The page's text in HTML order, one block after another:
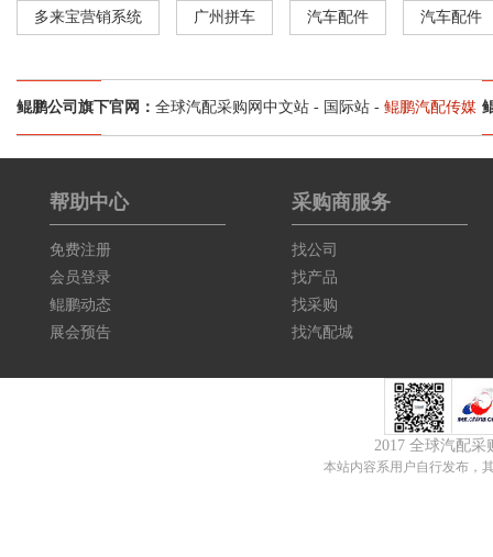
多来宝营销系统 广州拼车 汽车配件 汽车配件
鲲鹏公司旗下官网： 全球汽配采购网中文站 - 国际站 - 鲲鹏汽配传媒
帮助中心
免费注册
会员登录
鲲鹏动态
展会预告
采购商服务
找公司
找产品
找采购
找汽配城
2017 全球汽配
本站内容系用户自行发布，